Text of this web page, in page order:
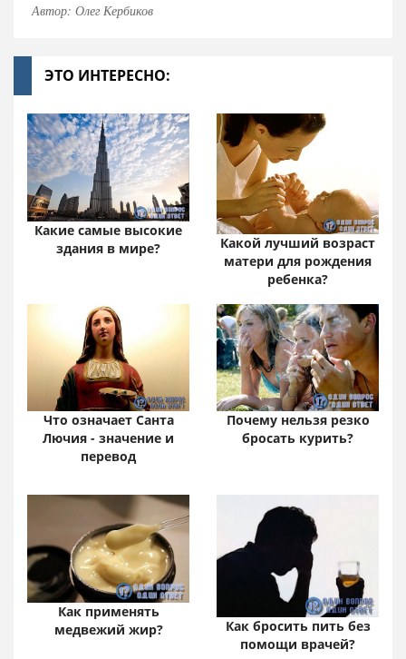
Автор: Олег Кербиков
ЭТО ИНТЕРЕСНО:
Какие самые высокие
здания в мире?
Какой лучший возраст
матери для рождения
ребенка?
Что означает Санта
Лючия - значение и
перевод
Почему нельзя резко
бросать курить?
Как применять
медвежий жир?
Как бросить пить без
помощи врачей?